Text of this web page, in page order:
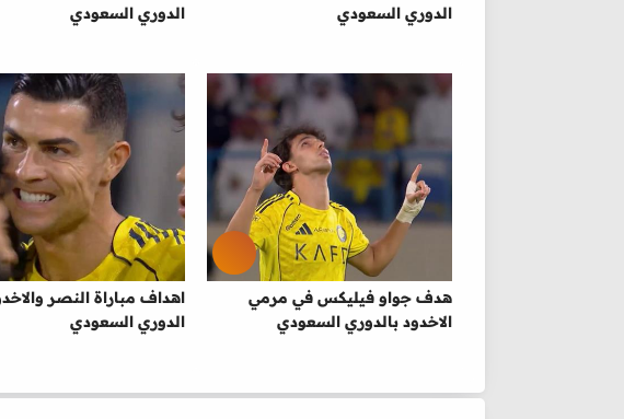
الدوري السعودي
الدوري السعودي
هدف جواو فيليكس في مرمي
الاخدود بالدوري السعودي
الدوري السعودي